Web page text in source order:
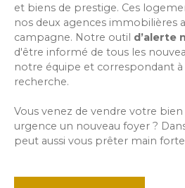
et biens de prestige. Ces
nos deux agences immobilières
campagne. Notre outil d’alerte
d'être informé de tous les
notre équipe et correspondant à
recherche.
Vous venez de vendre votre
urgence un nouveau foyer ?
peut aussi vous prêter main